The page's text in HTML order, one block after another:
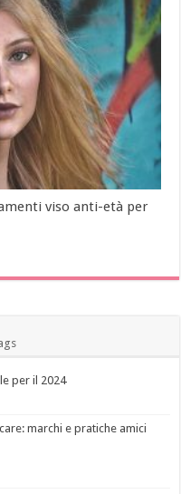
viso anti-età per
per il 2024
marchi e pratiche amici